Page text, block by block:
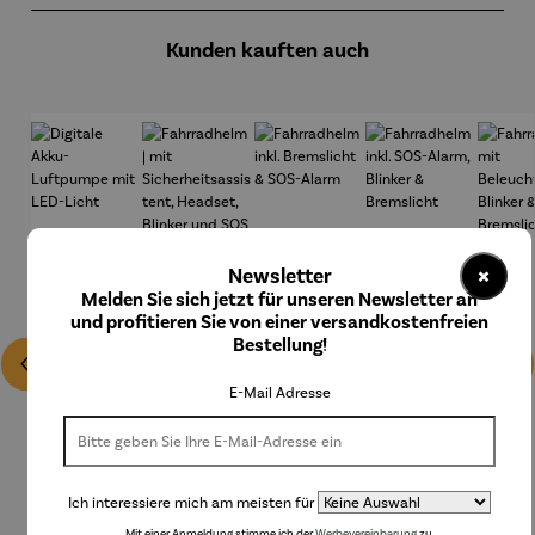
Kunden kauften auch
×
Newsletter
Melden Sie sich jetzt für unseren Newsletter an
und profitieren Sie von einer versandkostenfreien
Bestellung!
E-Mail Adresse
Ich interessiere mich am meisten für